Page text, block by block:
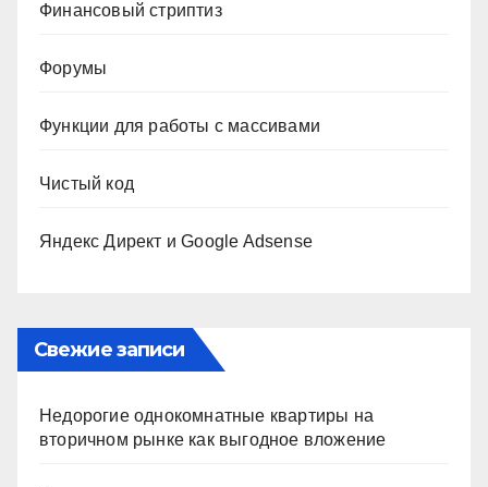
Финансовый стриптиз
Форумы
Функции для работы с массивами
Чистый код
Яндекс Директ и Google Adsense
Свежие записи
Недорогие однокомнатные квартиры на
вторичном рынке как выгодное вложение